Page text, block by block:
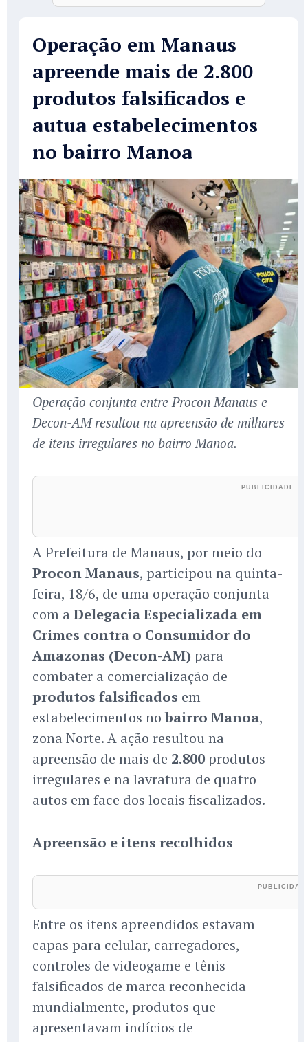
Operação em Manaus
apreende mais de 2.800
produtos falsificados e
autua estabelecimentos
no bairro Manoa
Operação conjunta entre Procon Manaus e
Decon-AM resultou na apreensão de milhares
de itens irregulares no bairro Manoa.
A Prefeitura de Manaus, por meio do
Procon Manaus, participou na quinta-
feira, 18/6, de uma operação conjunta
com a Delegacia Especializada em
Crimes contra o Consumidor do
Amazonas (Decon-AM) para
combater a comercialização de
produtos falsificados em
estabelecimentos nobairro Manoa,
zona Norte. A ação resultou na
apreensão de mais de 2.800 produtos
irregulares e na lavratura de quatro
autos em face dos locais fiscalizados.
Apreensão e itens recolhidos
Entre os itens apreendidos estavam
capas para celular, carregadores,
controles de videogame e tênis
falsificados de marca reconhecida
mundialmente, produtos que
apresentavam indícios de